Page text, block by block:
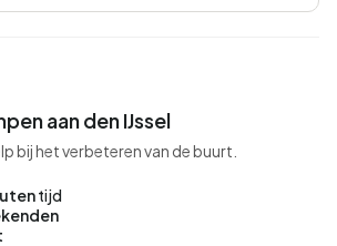
aan den IJssel
bij het verbeteren van de buurt.
tijd